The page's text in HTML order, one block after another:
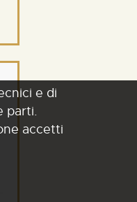
e di
parti.
accetti